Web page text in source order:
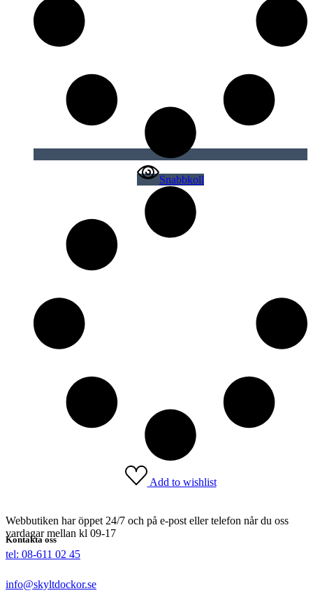
Snabbkoll
Add to wishlist
Webbutiken har öppet 24/7 och på e-post eller telefon når du oss
vardagar mellan kl 09-17
Kontakta oss
tel: 08-611 02 45
info@skyltdockor.se